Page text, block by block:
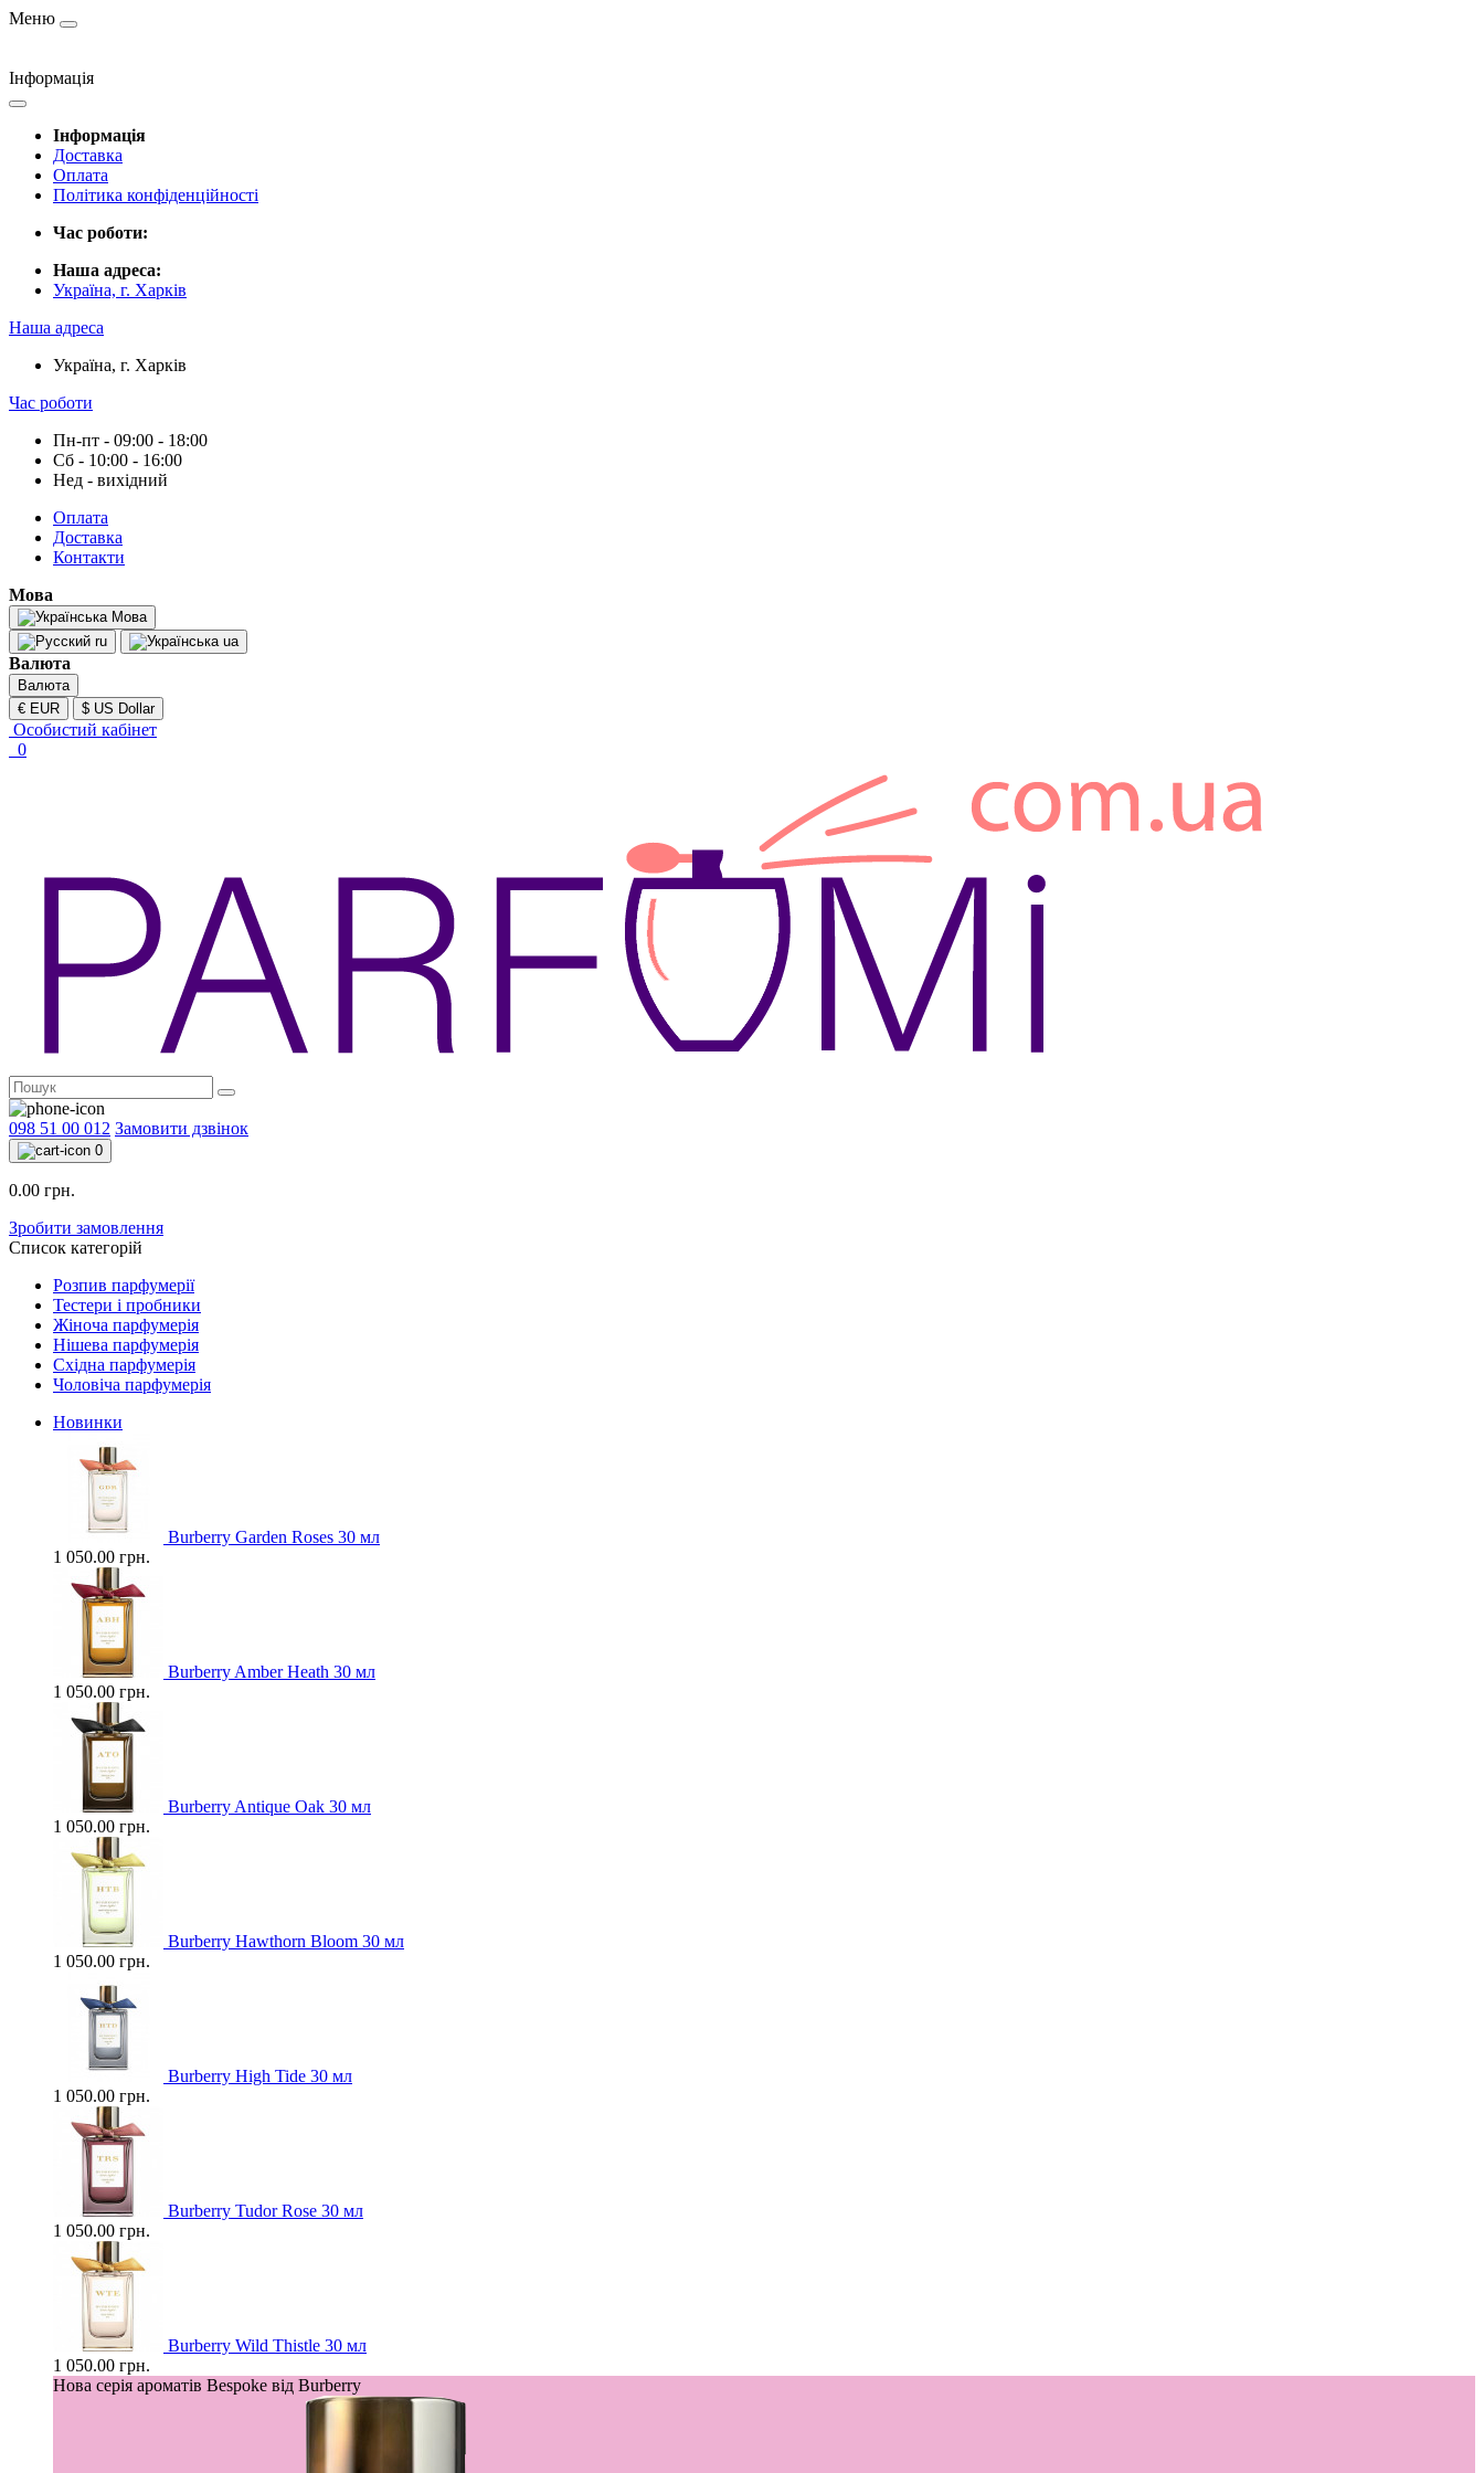
Меню
Інформація
Інформація
Доставка
Оплата
Політика конфіденційності
Час роботи:
Наша адреса:
Україна, г. Харків
Наша адреса
Україна, г. Харків
Час роботи
Пн-пт - 09:00 - 18:00
Сб - 10:00 - 16:00
Нед - вихідний
Оплата
Доставка
Контакти
Мова
Мова
ru
ua
Валюта
Валюта
€ EUR
$ US Dollar
Особистий кабінет
0
098 51 00 012 Замовити дзвінок
0
0.00 грн.
Зробити замовлення
Список категорій
Розпив парфумерії
Тестери і пробники
Жіноча парфумерія
Нішева парфумерія
Східна парфумерія
Чоловіча парфумерія
Новинки
Burberry Garden Roses 30 мл
1 050.00 грн.
Burberry Amber Heath 30 мл
1 050.00 грн.
Burberry Antique Oak 30 мл
1 050.00 грн.
Burberry Hawthorn Bloom 30 мл
1 050.00 грн.
Burberry High Tide 30 мл
1 050.00 грн.
Burberry Tudor Rose 30 мл
1 050.00 грн.
Burberry Wild Thistle 30 мл
1 050.00 грн.
Нова серія ароматів Bespoke від Burberry